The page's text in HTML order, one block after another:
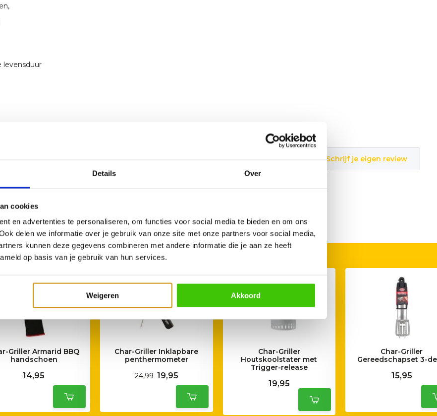
Details Over
cookies
en advertenties te personaliseren, om functies voor social media te bieden en om ons
delen we informatie over je gebruik van onze site met onze partners voor social media,
kunnen deze gegevens combineren met andere informatie die je aan ze heeft
op basis van je gebruik van hun services.
Weigeren Akkoord
levensduur
Schrijf je eigen review
Griller Armarid BBQ
handschoen
14,95
Char-Griller Inklapbare
penthermometer
24,99 19,95
Char-Griller
Houtskoolstater met
Trigger-release
19,95
Char-Griller
Gereedschapset 3-
15,95